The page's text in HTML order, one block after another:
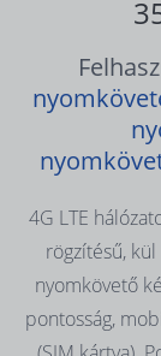
4G LTE
rögzítésű,
nyomkövető
pontosság,